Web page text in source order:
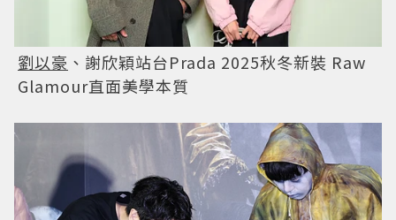
劉以豪 、謝欣穎站台Prada 2025秋冬新裝 Raw
Glamour直面美學本質